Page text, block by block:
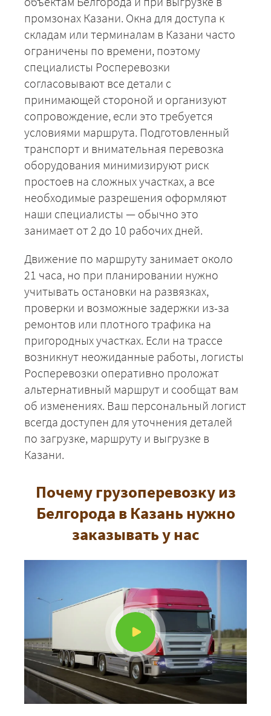
промзонах Казани. Окна для доступа к
складам или терминалам в Казани часто
ограничены по времени, поэтому
специалисты Росперевозки
согласовывают все детали с
принимающей стороной и организуют
сопровождение, если это требуется
условиями маршрута. Подготовленный
транспорт и внимательная перевозка
оборудования минимизируют риск
простоев на сложных участках, а все
необходимые разрешения оформляют
наши специалисты — обычно это
занимает от 2 до 10 рабочих дней.
Движение по маршруту занимает около
21 часа, но при планировании нужно
учитывать остановки на развязках,
проверки и возможные задержки из-за
ремонтов или плотного трафика на
пригородных участках. Если на трассе
возникнут неожиданные работы, логисты
Росперевозки оперативно проложат
альтернативный маршрут и сообщат вам
об изменениях. Ваш персональный логист
всегда доступен для уточнения деталей
по загрузке, маршруту и выгрузке в
Казани.
Почему грузоперевозку из
Белгорода в Казань нужно
заказывать у нас
+7 (499) 520-05-23
ЗАКАЗАТЬ